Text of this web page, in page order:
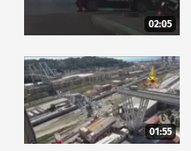
02:05
01:55